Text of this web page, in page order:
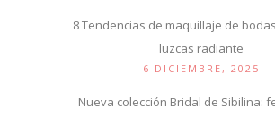
8 Tendencias de maquillaje de
luzcas radiante
6 DICIEMBRE, 2025
Nueva colección Bridal de Sibilina: